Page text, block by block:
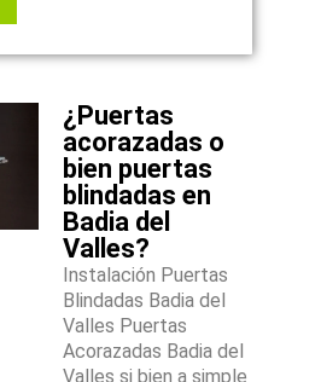
¿Puertas
acorazadas o
bien puertas
blindadas en
Badia del
Valles?
Instalación Puertas
Blindadas Badia del
Valles Puertas
Acorazadas Badia del
Valles si bien a simple